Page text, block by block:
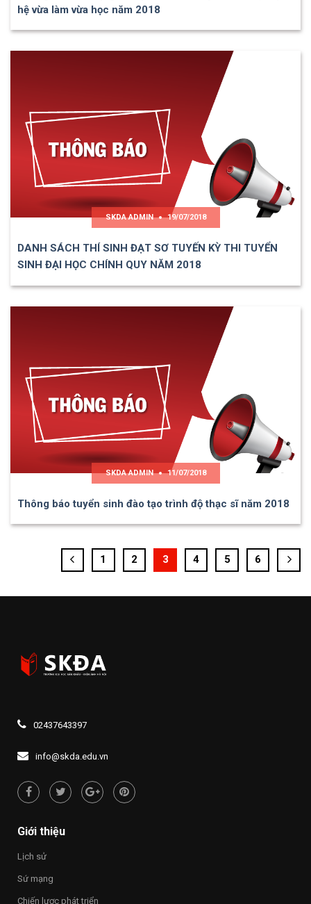
hệ vừa làm vừa học năm 2018
SKDA ADMIN 19/07/2018
DANH SÁCH THÍ SINH ĐẠT SƠ TUYẾN KỲ THI TUYỂN
SINH ĐẠI HỌC CHÍNH QUY NĂM 2018
SKDA ADMIN 11/07/2018
Thông báo tuyển sinh đào tạo trình độ thạc sĩ năm 2018
1 2 3 4 5 6
02437643397
info@skda.edu.vn
Giới thiệu
Lịch sử
Sứ mạng
Chiến lược phát triển